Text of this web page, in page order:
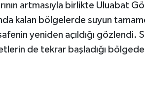
artmasıyla birlikte Uluabat
kalan bölgelerde suyun
yeniden açıldığı gözlendi.
de tekrar başladığı